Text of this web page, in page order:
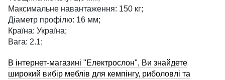
Максимальне навантаження: 150 кг;
Діаметр профілю: 16 мм;
Країна: Україна;
Вага: 2.1;
В інтернет-магазині "Електрослон", Ви знайдете
широкий вибір меблів для кемпінгу, риболовлі та